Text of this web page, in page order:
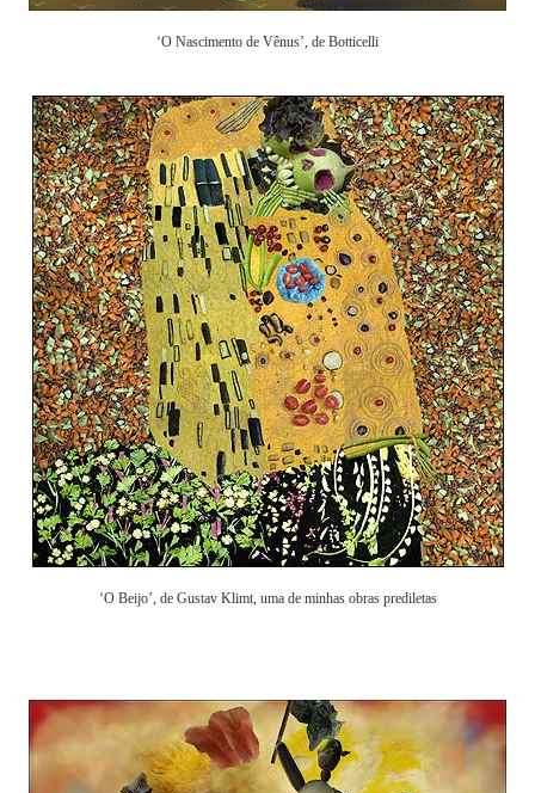
‘O Nascimento de Vênus’, de Botticelli
‘O Beijo’, de Gustav Klimt, uma de minhas obras prediletas